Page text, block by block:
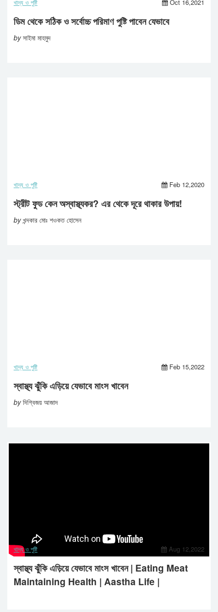
খাদ্য ও পুষ্টি Oct 16,2021
ডিম থেকে সঠিক ও সর্বোচ্চ পরিমাণ পুষ্টি পাবেন যেভাবে
byসাইমা মাহমুদ
খাদ্য ও পুষ্টি Feb 12,2020
স্ট্রীট ফুড কেন অস্বাস্থ্যকর? এর থেকে দূরে থাকার উপায়!
byখন্দকার মোঃ শওকত হোসেন
খাদ্য ও পুষ্টি Feb 15,2022
স্বাস্থ্য ঝুঁকি এড়িয়ে যেভাবে মাংস খাবেন
byদিগ্বিজয় আজাদ
খাদ্য ও পুষ্টি Aug 12,2022
স্বাস্থ্য ঝুঁকি এড়িয়ে যেভাবে মাংস খাবেন | Eating Meat
Maintaining Health | Aastha Life |